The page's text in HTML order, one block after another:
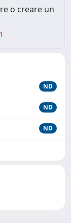
o creare un
ND
ND
ND